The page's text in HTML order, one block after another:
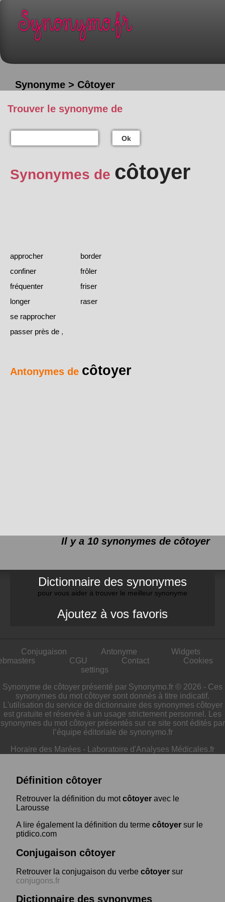
Synonyme > Côtoyer
Trouver le synonyme de
Ok
Synonymes de côtoyer
approcher
border
confiner
frôler
fréquenter
friser
longer
raser
se rapprocher
passer près de ,
Antonymes de côtoyer
Il y a 10 synonymes de côtoyer
Dictionnaire des synonymes
pour vous aider à trouver le meilleur synonyme
Ajoutez à vos favoris
Conjugaison Antonyme
Widgets
CGU Contact
Cookies
settings
Synonyme de côtoyer présenté par Synonymo.fr © 2026 - Ces
synonymes du mot côtoyer sont donnés à titre indicatif.
L'utilisation du service de dictionnaire des synonymes côtoyer
est gratuite et réservée à un usage strictement personnel. Les
synonymes du mot côtoyer présentés sur ce site sont édités par
l’équipe éditoriale de synonymo.fr
Horaire des Marées - Laboratoire d'Analyses Médicales.fr
Définition côtoyer
Retrouver la définition du motcôtoyer avec le
Larousse
A lire également la définition du terme côtoyer sur le
ptidico.com
Conjugaison côtoyer
Retrouver la conjugaison du verbe côtoyer sur
conjugons.fr
Dictionnaire des synonymes